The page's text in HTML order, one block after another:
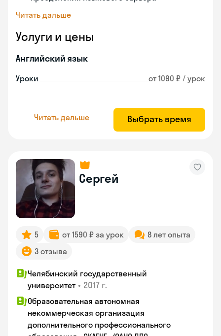
Читать дальше
Услуги и цены
Английский язык
Уроки от 1090 ₽ / урок
Читать дальше Выбрать время
Сергей
5 от 1590 ₽ за урок
8 лет опыта
3 отзыва
Челябинский государственный
университет • 2017 г.
Образовательная автономная
некоммерческая организация
дополнительного профессионального